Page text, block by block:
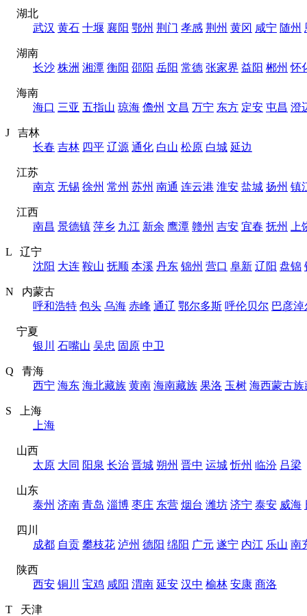
湖北
武汉 黄石 十堰 襄阳 鄂州 荆门 孝感 荆州 黄冈 咸宁 随州
湖南
长沙 株洲 湘潭 衡阳 邵阳 岳阳 常德 张家界 益阳 郴州 怀
海南
海口 三亚 五指山 琼海 儋州 文昌 万宁 东方 定安 屯昌 澄
J 吉林
长春 吉林 四平 辽源 通化 白山 松原 白城 延边
江苏
南京 无锡 徐州 常州 苏州 南通 连云港 淮安 盐城 扬州 镇
江西
南昌 景德镇 萍乡 九江 新余 鹰潭 赣州 吉安 宜春 抚州 上
L 辽宁
沈阳 大连 鞍山 抚顺 本溪 丹东 锦州 营口 阜新 辽阳 盘锦
N 内蒙古
呼和浩特 包头 乌海 赤峰 通辽 鄂尔多斯 呼伦贝尔 巴彦淖
宁夏
银川
石嘴山 吴忠 固原 中卫
Q 青海
西宁 海东 海北藏族 黄南 海南藏族 果洛 玉树 海西蒙古族
S 上海
上海
山西
太原 大同 阳泉 长治 晋城 朔州 晋中 运城 忻州 临汾 吕梁
山东
泰州 济南 青岛 淄博 枣庄 东营 烟台 潍坊 济宁 泰安 威海
四川
成都 自贡 攀枝花 泸州 德阳 绵阳 广元 遂宁 内江 乐山 南
陕西
西安 铜川 宝鸡 咸阳 渭南 延安 汉中 榆林 安康 商洛
T 天津